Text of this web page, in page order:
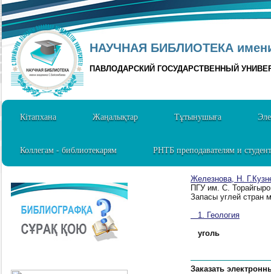
НАУЧНАЯ БИБЛИОТЕКА
ПАВЛОДАРСКИЙ ГОСУДАРСТВЕННЫЙ
Кітапхана Жаңалықтар Тұтынушыға
Коллегам - библиотекарям РНТБ преподавателям и
Железнова, Н.
ПГУ им. С.
Запасы углей стран
1. Геология
уголь
Заказать